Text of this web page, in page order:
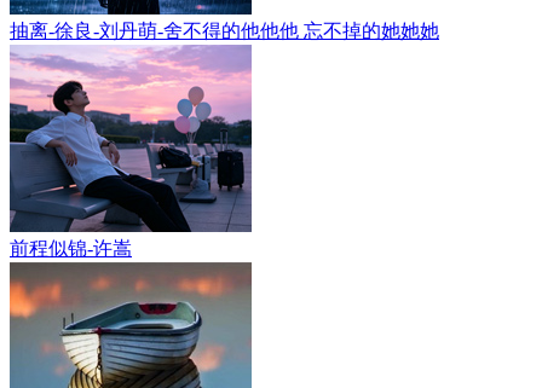
抽离-徐良-刘丹萌-舍不得的他他他 忘不掉的她她她
前程似锦-许嵩